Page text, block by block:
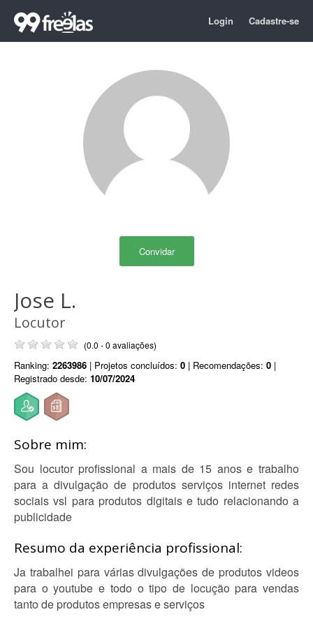
Login Cadastre-se
Convidar
Jose L.
Locutor
(0.0 - 0 avaliações)
Ranking: 2263986 | Projetos concluídos: 0 | Recomendações: 0 |
Registrado desde: 10/07/2024
Sobre mim:
Sou locutor profissional a mais de 15 anos e trabalho
para a divulgação de produtos serviços internet redes
sociais vsl para produtos digitais e tudo relacionando a
publicidade
Resumo da experiência profissional:
Ja trabalhei para várias divulgações de produtos videos
para o youtube e todo o tipo de locução para vendas
tanto de produtos empresas e serviços